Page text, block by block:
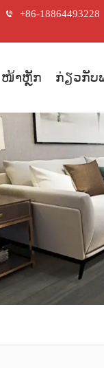
+86-18864493228
ໜ້າຫຼັກ ກ່ຽວກັບ